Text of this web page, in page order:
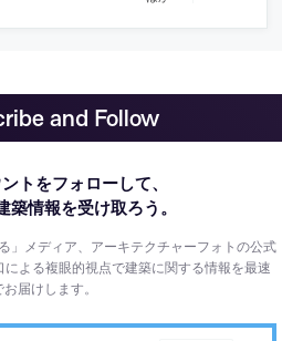
and Follow
トをフォローして、
築情報を受け取ろう。
」メディア、アーキテクチャーフォトの公式
による複眼的視点で建築に関する情報を最速
お届けします。